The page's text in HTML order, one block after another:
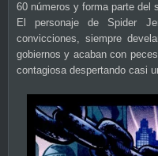
60 números y forma parte del
El personaje de Spider
convicciones, siempre
gobiernos y acaban con
contagiosa despertando casi